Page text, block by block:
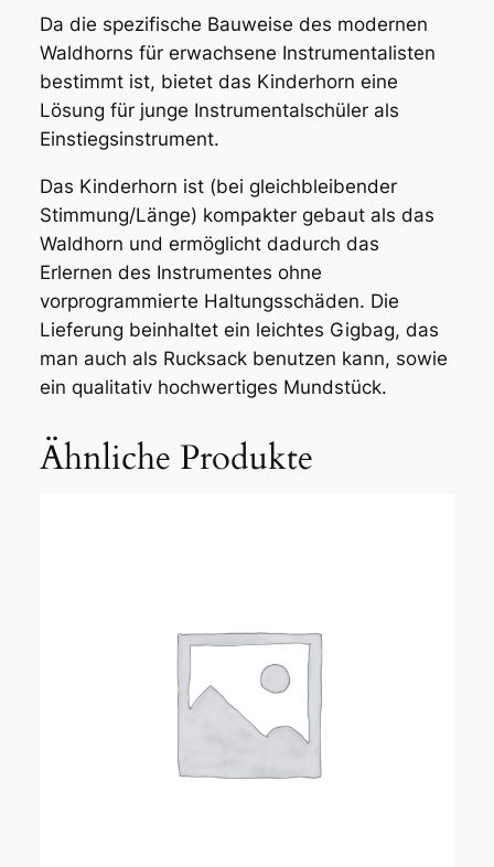
Da die spezifische Bauweise des modernen
Waldhorns für erwachsene Instrumentalisten
bestimmt ist, bietet das Kinderhorn eine
Lösung für junge Instrumentalschüler als
Einstiegsinstrument.
Das Kinderhorn ist (bei gleichbleibender
Stimmung/Länge) kompakter gebaut als das
Waldhorn und ermöglicht dadurch das
Erlernen des Instrumentes ohne
vorprogrammierte Haltungsschäden. Die
Lieferung beinhaltet ein leichtes Gigbag, das
man auch als Rucksack benutzen kann, sowie
ein qualitativ hochwertiges Mundstück.
Ähnliche Produkte